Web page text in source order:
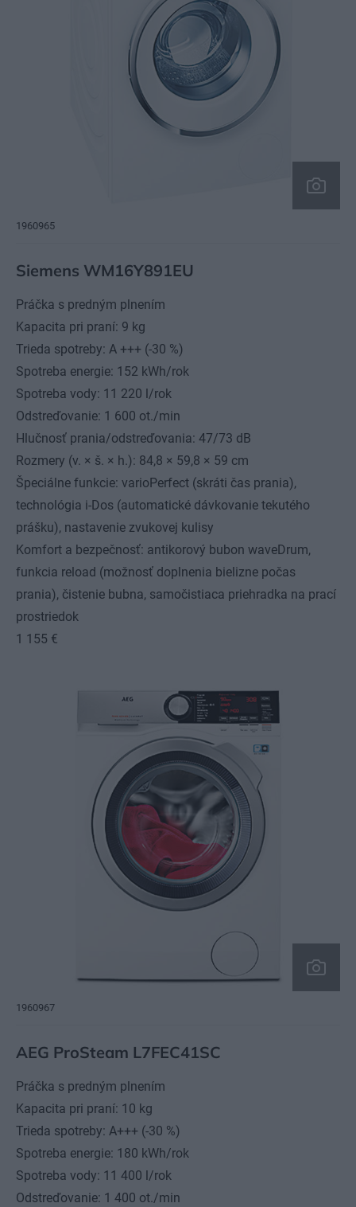
1960965
Siemens WM16Y891EU
Práčka s predným plnením
Kapacita pri praní: 9 kg
Trieda spotreby: A +++ (-30 %)
Spotreba energie: 152 kWh/rok
Spotreba vody: 11 220 l/rok
Odstreďovanie: 1 600 ot./min
Hlučnosť prania/odstreďovania: 47/73 dB
Rozmery (v. × š. × h.): 84,8 × 59,8 × 59 cm
Špeciálne funkcie: varioPerfect (skráti čas prania),
technológia i-Dos (automatické dávkovanie tekutého
prášku), nastavenie zvukovej kulisy
Komfort a bezpečnosť: antikorový bubon waveDrum,
funkcia reload (možnosť doplnenia bielizne počas
prania), čistenie bubna, samočistiaca priehradka na prací
prostriedok
1 155 €
1960967
AEG ProSteam L7FEC41SC
Práčka s predným plnením
Kapacita pri praní: 10 kg
Trieda spotreby: A+++ (-30 %)
Spotreba energie: 180 kWh/rok
Spotreba vody: 11 400 l/rok
Odstreďovanie: 1 400 ot./min